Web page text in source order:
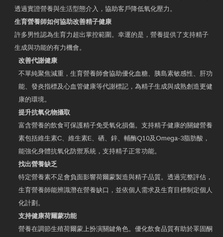
透過實證營養與生活型態介入，協助客戶降低氧化壓力。
生育營養師如何協助改善精子健康
許多男性認為生育力超出掌控範圍。幸運的是，營養提供了支持精子
生成與功能的有力機會。
改善代謝健康
不單純聚焦減重，生育營養師會協助優化血糖、胰島素敏感性、肝功
能、發炎指標及心血管健康等代謝標記，為精子生成與成熟創造更健
康的環境。
提升抗氧化物攝取
富含營養的飲食可保護精子免受氧化損傷。支持精子健康的關鍵營養
素包括維生素C、維生素E、硒、鋅、輔酶Q10及Omega-3脂肪酸，
能強化身體抗氧化防禦系統，支持精子正常功能。
找出營養缺乏
特定營養素不足會負面影響荷爾蒙製造與精子品質。透過完整評估，
生育營養師能辨識潛在營養缺口，並依個人需求及生育目標制定個人
化計劃。
支持健康荷爾蒙功能
營養在調節生殖荷爾蒙上扮演關鍵角色。優化飲食品質有助於睪固酮